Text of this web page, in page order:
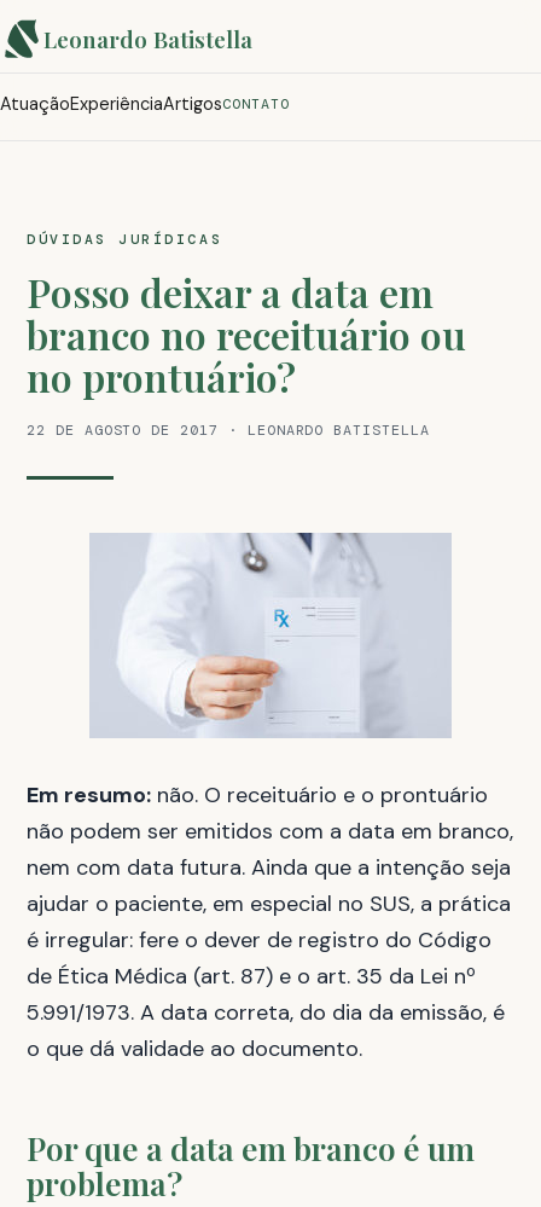
Leonardo Batistella
AtuaçãoExperiênciaArtigosCONTATO
DÚVIDAS JURÍDICAS
Posso deixar a data em
branco no receituário ou
no prontuário?
22 DE AGOSTO DE 2017 · LEONARDO BATISTELLA
Em resumo: não. O receituário e o prontuário
não podem ser emitidos com a data em branco,
nem com data futura. Ainda que a intenção seja
ajudar o paciente, em especial no SUS, a prática
é irregular: fere o dever de registro do Código
de Ética Médica (art. 87) e o art. 35 da Lei nº
5.991/1973. A data correta, do dia da emissão, é
o que dá validade ao documento.
Por que a data em branco é um
problema?